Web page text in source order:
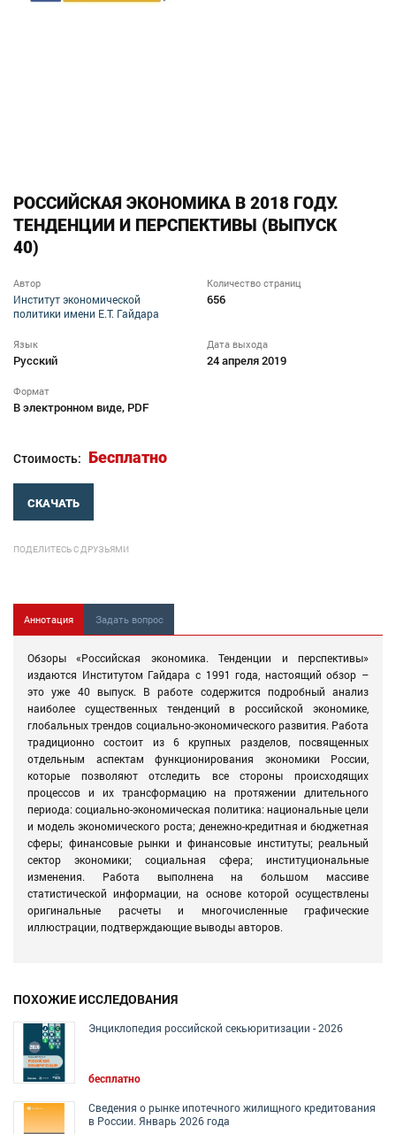
РОССИЙСКАЯ ЭКОНОМИКА В 2018 ГОДУ.
ТЕНДЕНЦИИ И ПЕРСПЕКТИВЫ (ВЫПУСК
40)
Автор
Институт экономической
политики имени Е.Т. Гайдара
Количество страниц
656
Язык
Русский
Дата выхода
24 апреля 2019
Формат
В электронном виде, PDF
Стоимость: Бесплатно
СКАЧАТЬ
ПОДЕЛИТЕСЬ С ДРУЗЬЯМИ
Аннотация Задать вопрос
Обзоры «Российская экономика. Тенденции и перспективы»
издаются Институтом Гайдара с 1991 года, настоящий обзор –
это уже 40 выпуск. В работе содержится подробный анализ
наиболее существенных тенденций в российской экономике,
глобальных трендов социально-экономического развития. Работа
традиционно состоит из 6 крупных разделов, посвященных
отдельным аспектам функционирования экономики России,
которые позволяют отследить все стороны происходящих
процессов и их трансформацию на протяжении длительного
периода: социально-экономическая политика: национальные цели
и модель экономического роста; денежно-кредитная и бюджетная
сферы; финансовые рынки и финансовые институты; реальный
сектор экономики; социальная сфера; институциональные
изменения. Работа выполнена на большом массиве
статистической информации, на основе которой осуществлены
оригинальные расчеты и многочисленные графические
иллюстрации, подтверждающие выводы авторов.
ПОХОЖИЕ ИССЛЕДОВАНИЯ
Энциклопедия российской секьюритизации - 2026
бесплатно
Сведения о рынке ипотечного жилищного кредитования
в России. Январь 2026 года